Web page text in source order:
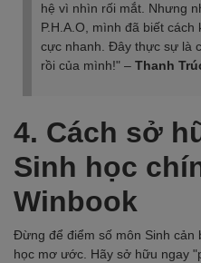
hệ vì nhìn rối mắt. Nhưng
P.H.A.O, mình đã biết
cực nhanh. Đây thực sự là
rồi của mình!" – Thanh
4. Cách sở
Sinh học
Winbook
Đừng để điểm số môn Sinh
học mơ ước. Hãy sở hữu ngay